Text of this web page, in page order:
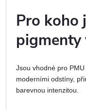
Pro koho
pigmenty
Jsou vhodné pro
moderními odstíny,
barevnou intenzitou.